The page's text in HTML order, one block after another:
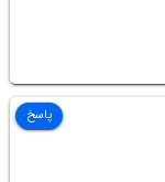
پاسخ